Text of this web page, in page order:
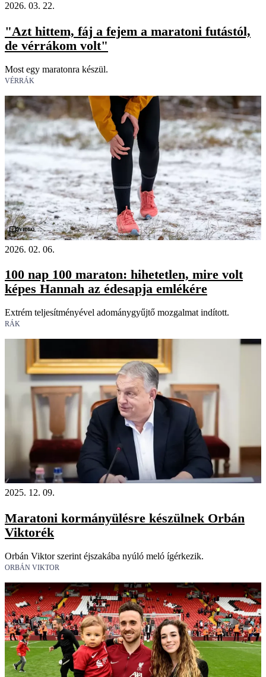
2026. 03. 22.
"Azt hittem, fáj a fejem a maratoni futástól,
de vérrákom volt"
Most egy maratonra készül.
VÉRRÁK
Videó
2026. 02. 06.
100 nap 100 maraton: hihetetlen, mire volt
képes Hannah az édesapja emlékére
Extrém teljesítményével adománygyűjtő mozgalmat indított.
RÁK
2025. 12. 09.
Maratoni kormányülésre készülnek Orbán
Viktorék
Orbán Viktor szerint éjszakába nyúló meló ígérkezik.
ORBÁN VIKTOR